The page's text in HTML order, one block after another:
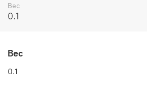
Вес
0.1
Вес
0.1